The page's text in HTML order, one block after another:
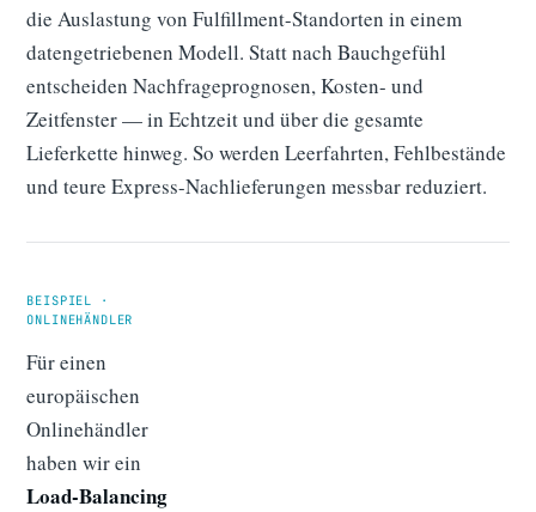
die Auslastung von Fulfillment-Standorten in einem
datengetriebenen Modell. Statt nach Bauchgefühl
entscheiden Nachfrageprognosen, Kosten- und
Zeitfenster — in Echtzeit und über die gesamte
Lieferkette hinweg. So werden Leerfahrten, Fehlbestände
und teure Express-Nachlieferungen messbar reduziert.
BEISPIEL ·
ONLINEHÄNDLER
Für einen
europäischen
Onlinehändler
haben wir ein
Load-Balancing